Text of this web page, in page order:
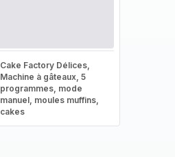
Cake Factory Délices,
Machine à gâteaux, 5
programmes, mode
manuel, moules muffins,
cakes